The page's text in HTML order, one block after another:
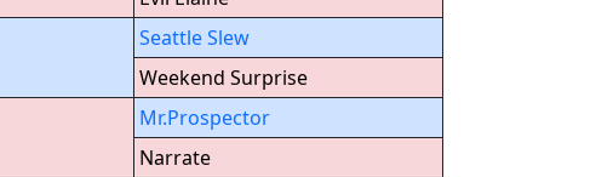
Seattle Slew
Weekend Surprise
Mr.Prospector
Narrate